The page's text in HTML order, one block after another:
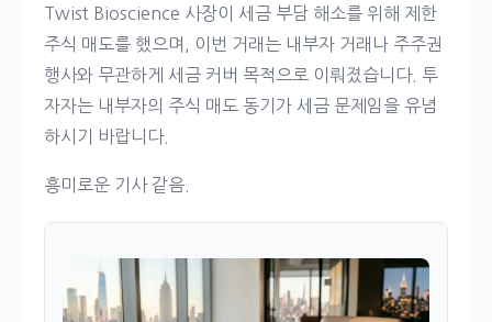
Twist Bioscience 사장이 세금 부담 해소를 위해 제한
주식 매도를 했으며, 이번 거래는 내부자 거래나 주주권
행사와 무관하게 세금 커버 목적으로 이뤄졌습니다. 투
자자는 내부자의 주식 매도 동기가 세금 문제임을 유념
하시기 바랍니다.
흥미로운 기사 같음.